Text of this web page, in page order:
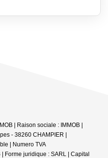
| Raison sociale : IMMOB |
- 38260 CHAMPIER |
| Numero TVA
Forme juridique : SARL | Capital